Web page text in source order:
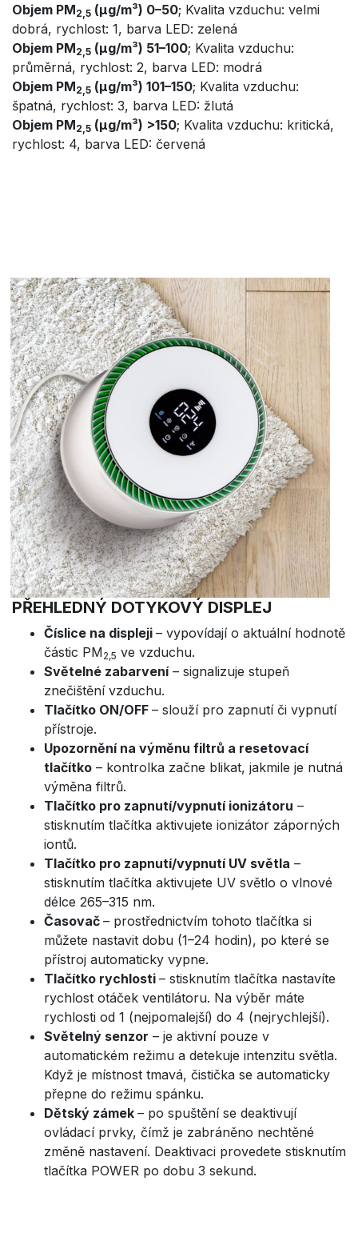
Objem PM2,5 (µg/m³) 0–50; Kvalita vzduchu: velmi
dobrá, rychlost: 1, barva LED: zelená
Objem PM2,5 (µg/m³) 51–100; Kvalita vzduchu:
průměrná, rychlost: 2, barva LED: modrá
Objem PM2,5 (µg/m³) 101–150; Kvalita vzduchu:
špatná, rychlost: 3, barva LED: žlutá
Objem PM2,5 (µg/m³) >150; Kvalita vzduchu: kritická,
rychlost: 4, barva LED: červená
PŘEHLEDNÝ DOTYKOVÝ DISPLEJ
Číslice na displeji – vypovídají o aktuální hodnotě
částic PM2,5 ve vzduchu.
Světelné zabarvení– signalizuje stupeň
znečištění vzduchu.
Tlačítko ON/OFF – slouží pro zapnutí či vypnutí
přístroje.
Upozornění na výměnu filtrů a resetovací
tlačítko – kontrolka začne blikat, jakmile je nutná
výměna filtrů.
Tlačítko pro zapnutí/vypnutí ionizátoru –
stisknutím tlačítka aktivujete ionizátor záporných
iontů.
Tlačítko pro zapnutí/vypnutí UV světla –
stisknutím tlačítka aktivujete UV světlo o vlnové
délce 265–315 nm.
Časovač – prostřednictvím tohoto tlačítka si
můžete nastavit dobu (1–24 hodin), po které se
přístroj automaticky vypne.
Tlačítko rychlosti – stisknutím tlačítka nastavíte
rychlost otáček ventilátoru. Na výběr máte
rychlosti od 1 (nejpomalejší) do 4 (nejrychlejší).
Světelný senzor – je aktivní pouze v
automatickém režimu a detekuje intenzitu světla.
Když je místnost tmavá, čistička se automaticky
přepne do režimu spánku.
Dětský zámek – po spuštění se deaktivují
ovládací prvky, čímž je zabráněno nechtěné
změně nastavení. Deaktivaci provedete stisknutím
tlačítka POWER po dobu 3 sekund.